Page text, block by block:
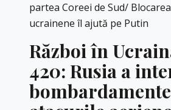
partea Coreei de Sud/
ucrainene îl ajută pe Putin
Război în
420: Rusia a